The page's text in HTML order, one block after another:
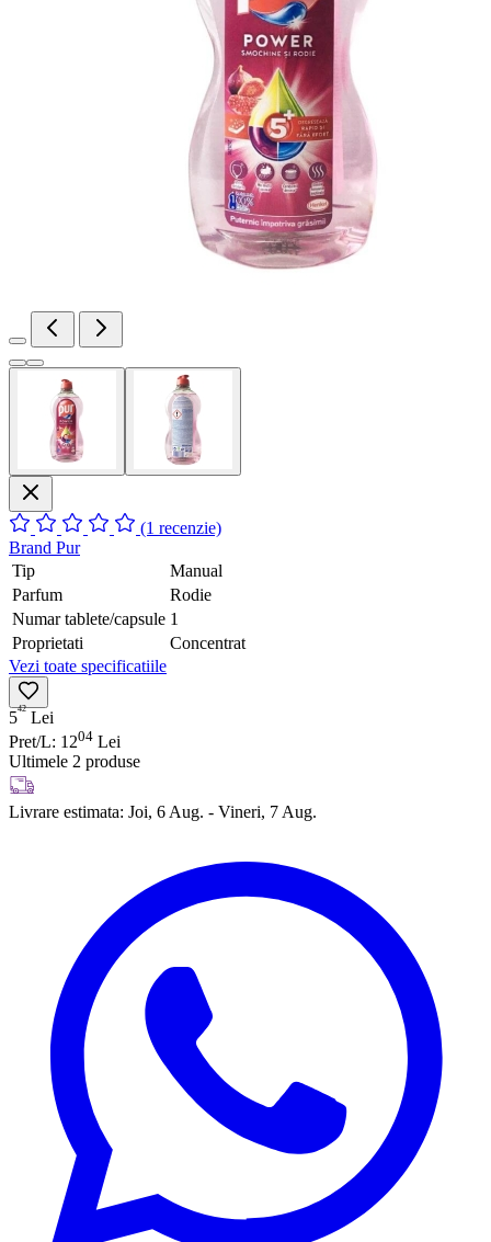
(1 recenzie)
Brand Pur
Tip
Manual
Parfum
Rodie
Numar tablete/capsule 1
Proprietati
Concentrat
Vezi toate specificatiile
542 Lei
Pret/L: 1204 Lei
Ultimele 2 produse
Livrare estimata: Joi, 6 Aug. - Vineri, 7 Aug.